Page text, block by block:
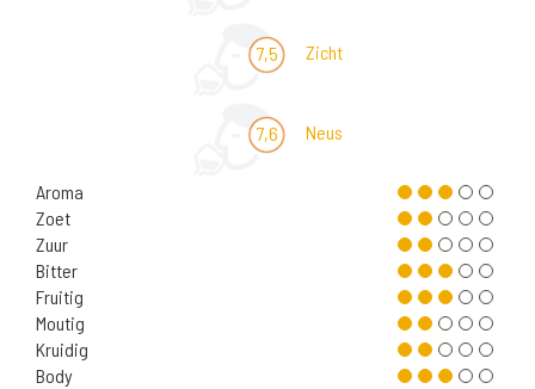
7,5 Zicht
7,6 Neus
Aroma
Zoet
Zuur
Bitter
Fruitig
Moutig
Kruidig
Body